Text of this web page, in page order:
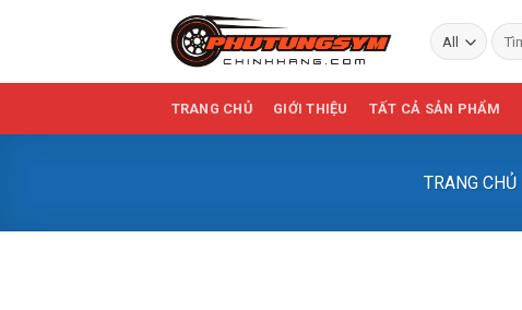
Tìm
kiếm:
TRANG CHỦ GIỚI THIỆU TẤT CẢ SẢN PHẨM
TRANG CHỦ